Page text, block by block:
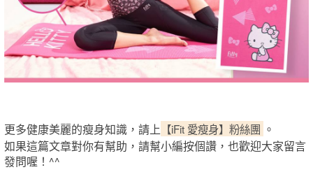
更多健康美麗的瘦身知識，請上 【iFit 愛瘦身】粉絲團 。
如果這篇文章對你有幫助，請幫小編按個讚，也歡迎大家留言
發問喔！^^